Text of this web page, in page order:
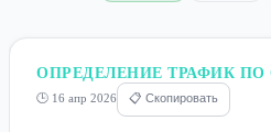
ОПРЕДЕЛЕНИЕ ТРАФИК
🕒 16 апр 2026 📋 Скопировать